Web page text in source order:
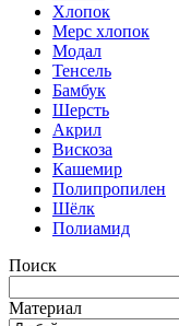
Хлопок
Мерс хлопок
Модал
Тенсель
Бамбук
Шерсть
Акрил
Вискоза
Кашемир
Полипропилен
Шёлк
Полиамид
Поиск
Материал